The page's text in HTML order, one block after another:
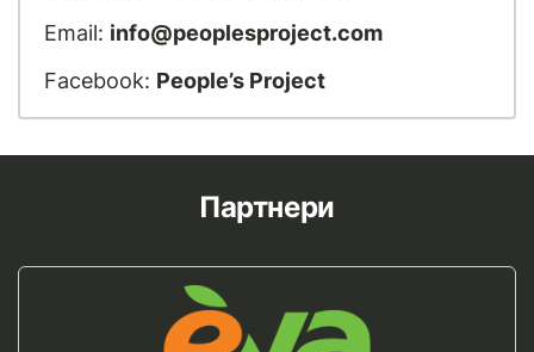
Email: info@peoplesproject.com
Facebook: People’s Project
Партнери